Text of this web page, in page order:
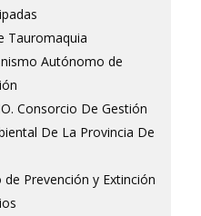
Tauromaquia
Autónomo de
Consorcio De Gestión
De La Provincia De
de Prevención y Extinción